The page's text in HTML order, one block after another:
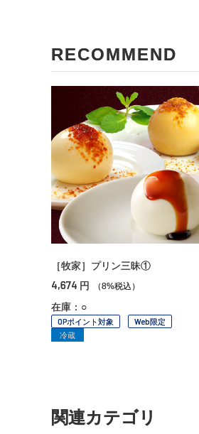
RECOMMEND
［牧家］プリン三昧①
4,674 円 （8%税込）
在庫：○
OPポイント対象
Web限定
冷蔵
関連カテゴリ